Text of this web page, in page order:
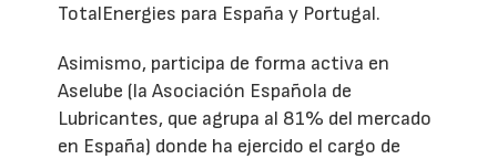
TotalEnergies para España y Portugal.
Asimismo, participa de forma activa en
Aselube (la Asociación Española de
Lubricantes, que agrupa al 81% del mercado
en España) donde ha ejercido el cargo de